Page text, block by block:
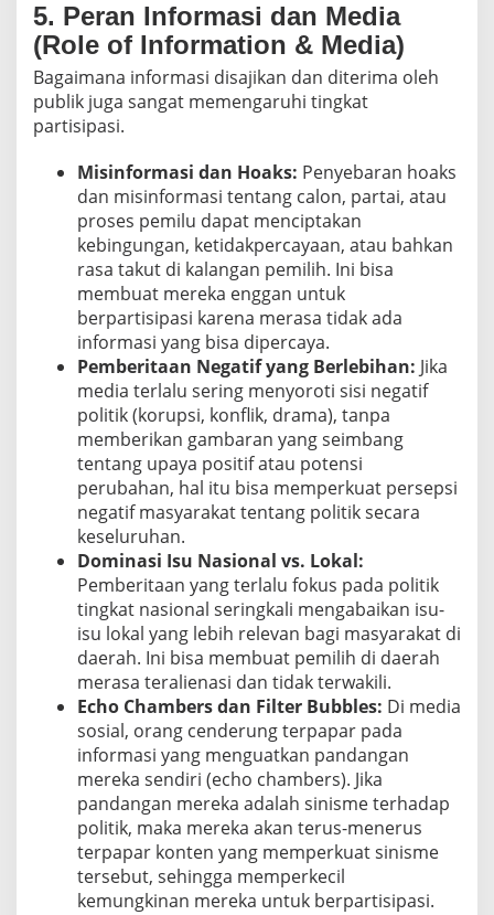
5. Peran Informasi dan Media
(Role of Information & Media)
Bagaimana informasi disajikan dan diterima oleh
publik juga sangat memengaruhi tingkat
partisipasi.
Misinformasi dan Hoaks: Penyebaran hoaks
dan misinformasi tentang calon, partai, atau
proses pemilu dapat menciptakan
kebingungan, ketidakpercayaan, atau bahkan
rasa takut di kalangan pemilih. Ini bisa
membuat mereka enggan untuk
berpartisipasi karena merasa tidak ada
informasi yang bisa dipercaya.
Pemberitaan Negatif yang Berlebihan: Jika
media terlalu sering menyoroti sisi negatif
politik (korupsi, konflik, drama), tanpa
memberikan gambaran yang seimbang
tentang upaya positif atau potensi
perubahan, hal itu bisa memperkuat persepsi
negatif masyarakat tentang politik secara
keseluruhan.
Dominasi Isu Nasional vs. Lokal:
Pemberitaan yang terlalu fokus pada politik
tingkat nasional seringkali mengabaikan isu-
isu lokal yang lebih relevan bagi masyarakat di
daerah. Ini bisa membuat pemilih di daerah
merasa teralienasi dan tidak terwakili.
Echo Chambers dan Filter Bubbles: Di media
sosial, orang cenderung terpapar pada
informasi yang menguatkan pandangan
mereka sendiri (echo chambers). Jika
pandangan mereka adalah sinisme terhadap
politik, maka mereka akan terus-menerus
terpapar konten yang memperkuat sinisme
tersebut, sehingga memperkecil
kemungkinan mereka untuk berpartisipasi.